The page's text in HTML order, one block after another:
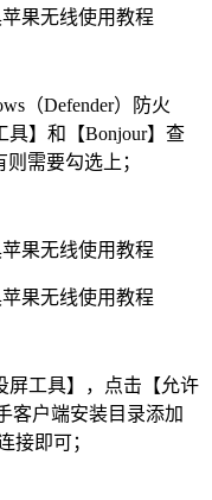
（Defender）防火
具】和【Bonjour】查
需要勾选上；
屏工具】，点击【允许
客户端安装目录添加
接即可；